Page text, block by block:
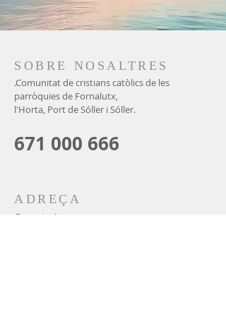
SOBRE NOSALTRES
.Comunitat de cristians catòlics de les
parròquies de Fornalutx,
l'Horta, Port de Sóller i Sóller.
671 000 666
ADREÇA
Gran via, 1